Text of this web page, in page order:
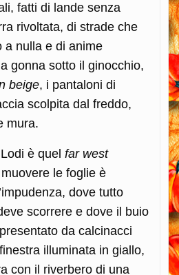
fatti di lande senza
rivoltata, di strade che
a nulla e di anime
gonna sotto il ginocchio,
beige, i pantaloni di
scolpita dal freddo,
mura.
è quel far west
le foglie è
dove tutto
scorrere e dove il buio
da calcinacci
illuminata in giallo,
con il riverbero di una